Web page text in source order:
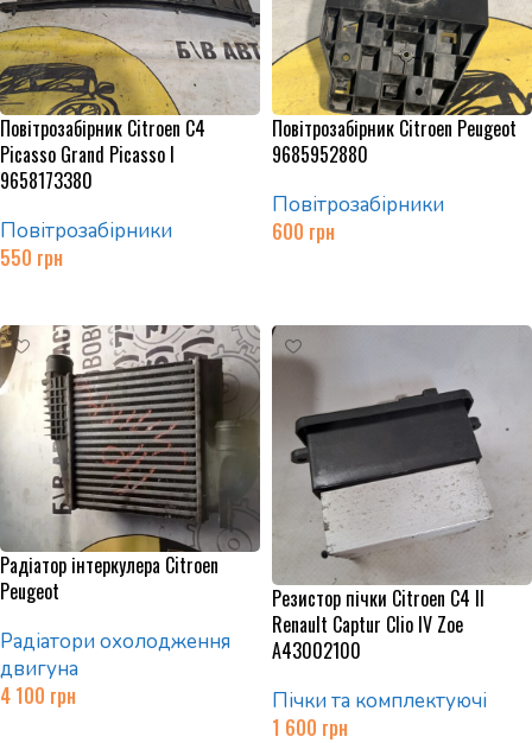
Повітрозабірник Citroen C4
Picasso Grand Picasso I
9658173380
Повітрозабірники
550 грн
Повітрозабірник Citroen Peugeot
9685952880
Повітрозабірники
600 грн
Радіатор інтеркулера Citroen
Peugeot
Радіатори охолодження
двигуна
4 100 грн
Резистор пічки Citroen C4 II
Renault Captur Clio IV Zoe
A43002100
Пічки та комплектуючі
1 600 грн